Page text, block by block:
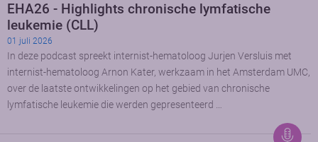
EHA26 - Highlights chronische lymfatische
leukemie (CLL)
01 juli 2026
In deze podcast spreekt internist-hematoloog Jurjen Versluis met
internist-hematoloog Arnon Kater, werkzaam in het Amsterdam UMC,
over de laatste ontwikkelingen op het gebied van chronische
lymfatische leukemie die werden gepresenteerd …